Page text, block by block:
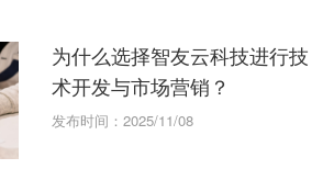
为什么选择智友云科技进行技
术开发与市场营销？
发布时间：2025/11/08